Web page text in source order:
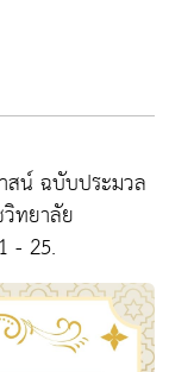
น์ ฉบับประมวล
ทยาลัย
- 25.